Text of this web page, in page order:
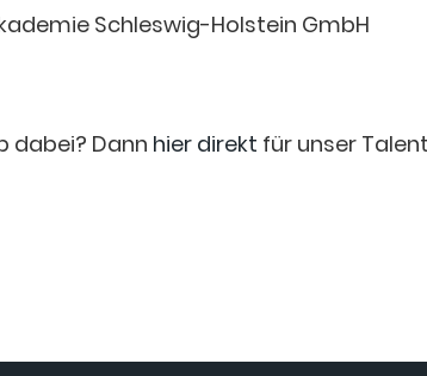
Schleswig-Holstein GmbH
dabei? Dann hier direkt für unser